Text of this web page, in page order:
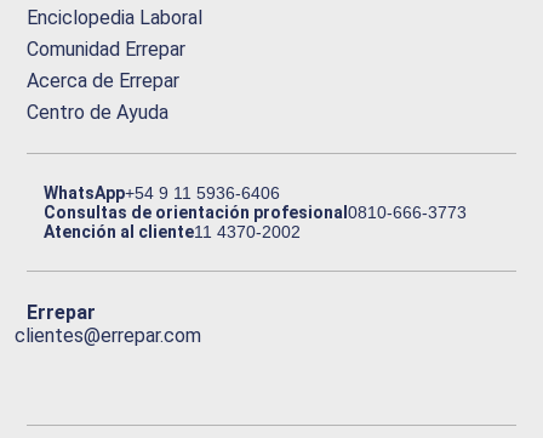
Enciclopedia Laboral
Comunidad Errepar
Acerca de Errepar
Centro de Ayuda
WhatsApp+54 9 11 5936-6406
Consultas de orientación profesional0810-666-3773
Atención al cliente11 4370-2002
Errepar
clientes@errepar.com